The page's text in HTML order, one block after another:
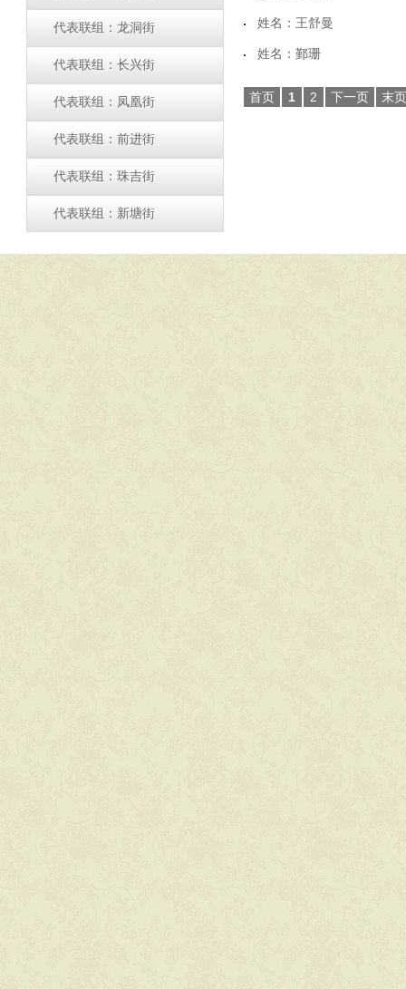
代表联组：龙洞街
代表联组：长兴街
代表联组：凤凰街
代表联组：前进街
代表联组：珠吉街
代表联组：新塘街
姓名：王舒曼
姓名：鄞珊
首页 1 2 下一页 末页